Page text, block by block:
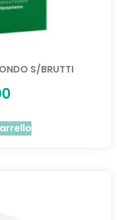
S/BRUTTI